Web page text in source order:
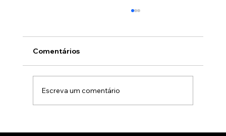
Comentários
Escreva um comentário